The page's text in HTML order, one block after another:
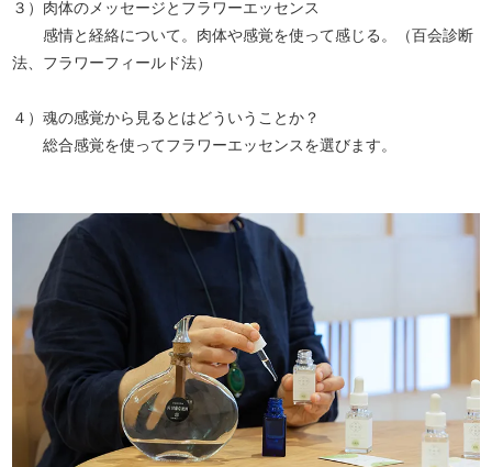
３）肉体のメッセージとフラワーエッセンス
感情と経絡について。肉体や感覚を使って感じる。（百会診断
法、フラワーフィールド法）
４）魂の感覚から見るとはどういうことか？
総合感覚を使ってフラワーエッセンスを選びます。